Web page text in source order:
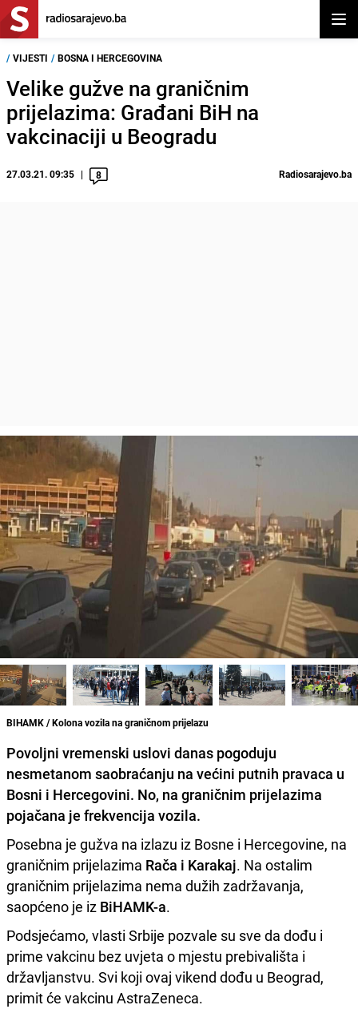
/ VIJESTI / BOSNA I HERCEGOVINA
Velike gužve na graničnim
prijelazima: Građani BiH na
vakcinaciji u Beogradu
27.03.21. 09:35 8 Radiosarajevo.ba
BIHAMK / Kolona vozila na graničnom prijelazu
Povoljni vremenski uslovi danas pogoduju
nesmetanom saobraćanju na većini putnih pravaca u
Bosni i Hercegovini. No, na graničnim prijelazima
pojačana je frekvencija vozila.
Posebna je gužva na izlazu iz Bosne i Hercegovine, na
graničnim prijelazima Rača i Karakaj. Na ostalim
graničnim prijelazima nema dužih zadržavanja,
saopćeno je iz BiHAMK-a.
Podsjećamo, vlasti Srbije pozvale su sve da dođu i
prime vakcinu bez uvjeta o mjestu prebivališta i
državljanstvu. Svi koji ovaj vikend dođu u Beograd,
primit će vakcinu AstraZeneca.